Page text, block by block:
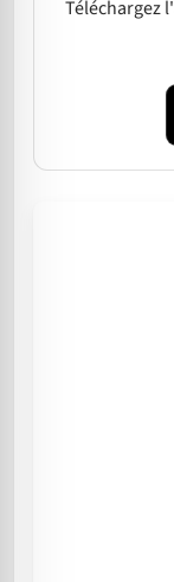
Téléchargez